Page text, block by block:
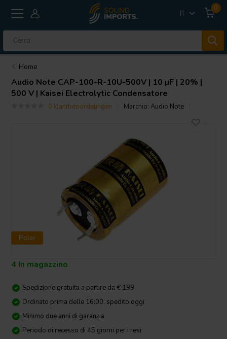
IT
0
Home
Audio Note CAP-100-R-10U-500V | 10 µF | 20% |
500 V | Kaisei Electrolytic Condensatore
0 klantbeoordelingen Marchio:Audio Note
Polar
4 In magazzino
Spedizione gratuita a partire da € 199
Ordinato prima delle 16:00, spedito oggi
Minimo due anni di garanzia
Periodo di recesso di 45 giorni per i resi